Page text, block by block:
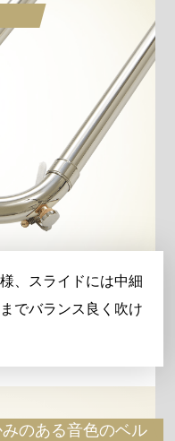
、スライドには中細
でバランス良く吹け
のある音色のベル